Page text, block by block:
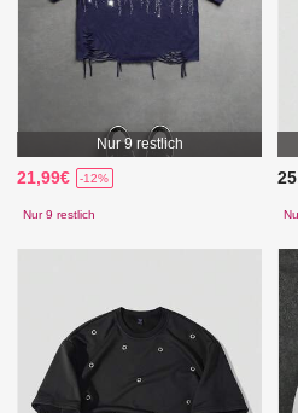
Nur 9 restlich
21,99€ -12%
Nur 9 restlich